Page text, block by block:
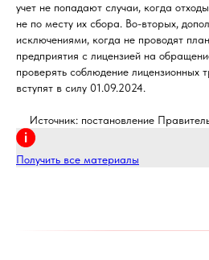
учет не попадают случаи, когда
не по месту их сбора. Во-вторых,
исключениями, когда не проводят
предприятия с лицензией на
проверять соблюдение лицензионных
вступят в силу 01.09.2024.
Источник: постановление
Получить все материалы